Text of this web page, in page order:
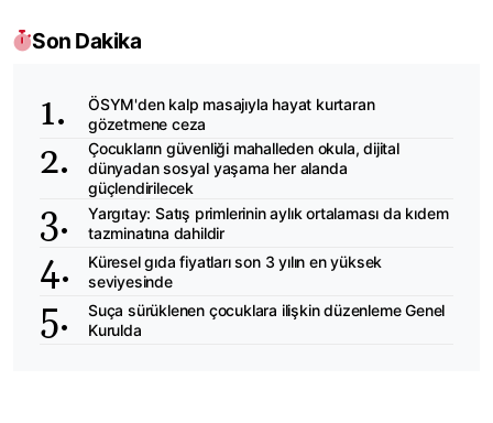
Son Dakika
ÖSYM'den kalp masajıyla hayat kurtaran
gözetmene ceza
Çocukların güvenliği mahalleden okula, dijital
dünyadan sosyal yaşama her alanda
güçlendirilecek
Yargıtay: Satış primlerinin aylık ortalaması da kıdem
tazminatına dahildir
Küresel gıda fiyatları son 3 yılın en yüksek
seviyesinde
Suça sürüklenen çocuklara ilişkin düzenleme Genel
Kurulda